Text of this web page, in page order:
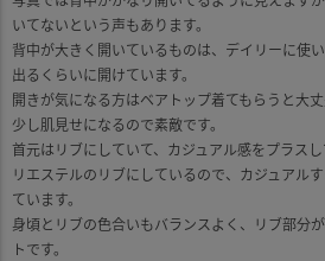
いてないという声もあります。
背中が大きく開いているものは、デイリーに使
出るくらいに開けています。
開きが気になる方はベアトップ着てもらうと大丈
少し肌見せになるので素敵です。
首元はリブにしていて、カジュアル感をプラス
リエステルのリブにしているので、カジュアル
ています。
身頃とリブの色合いもバランスよく、リブ部分
トです。